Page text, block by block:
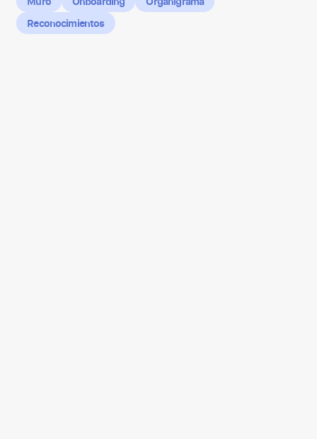
Reconocimientos